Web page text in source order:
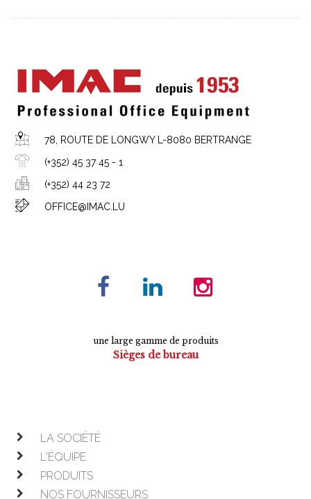
78, ROUTE DE LONGWY L-8080 BERTRANGE
(+352) 45 37 45 - 1
(+352) 44 23 72
OFFICE@IMAC.LU
une large gamme de produits
Sièges de bureau
LA SOCIÉTÉ
L'ÉQUIPE
PRODUITS
NOS FOURNISSEURS